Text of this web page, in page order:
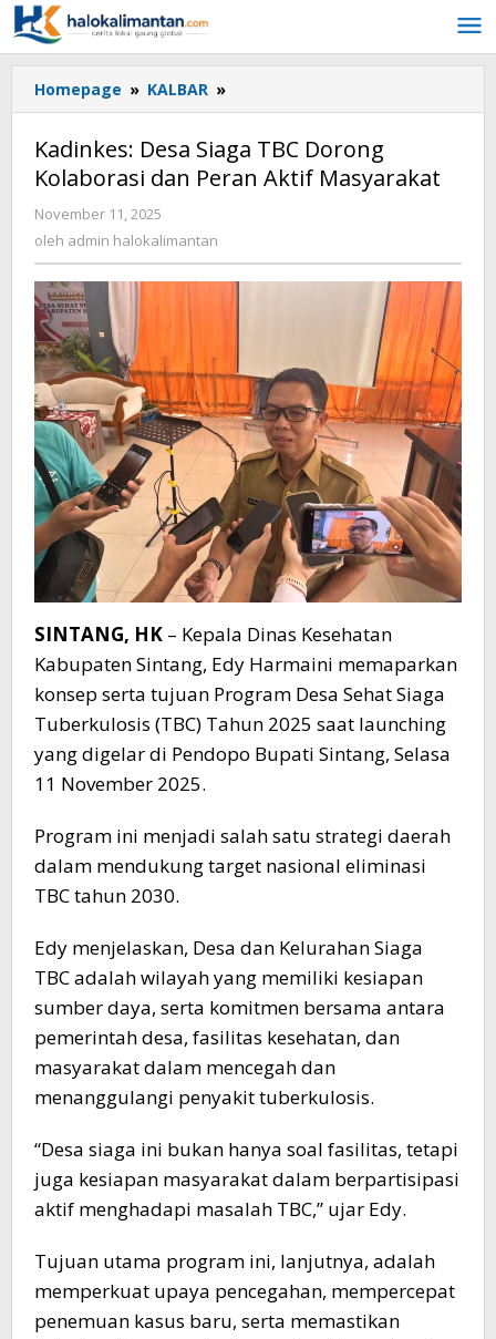
Lewati
ke
konten
Homepage » KALBAR »
Desa
TBC
Dorong
Kadinkes: Desa Siaga TBC Dorong
Kolaborasi dan Peran Aktif Masyarakat
November 11, 2025
admin
oleh admin halokalimantan
SINTANG, HK – Kepala Dinas Kesehatan
Kabupaten Sintang, Edy Harmaini memaparkan
konsep serta tujuan Program Desa Sehat Siaga
Tuberkulosis (TBC) Tahun 2025 saat launching
yang digelar di Pendopo Bupati Sintang, Selasa
11 November 2025.
Program ini menjadi salah satu strategi daerah
dalam mendukung target nasional eliminasi
TBC tahun 2030.
Edy menjelaskan, Desa dan Kelurahan Siaga
TBC adalah wilayah yang memiliki kesiapan
sumber daya, serta komitmen bersama antara
pemerintah desa, fasilitas kesehatan, dan
masyarakat dalam mencegah dan
menanggulangi penyakit tuberkulosis.
“Desa siaga ini bukan hanya soal fasilitas, tetapi
juga kesiapan masyarakat dalam berpartisipasi
aktif menghadapi masalah TBC,” ujar Edy.
Tujuan utama program ini, lanjutnya, adalah
memperkuat upaya pencegahan, mempercepat
penemuan kasus baru, serta memastikan